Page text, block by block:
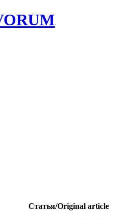
Статья/Original article